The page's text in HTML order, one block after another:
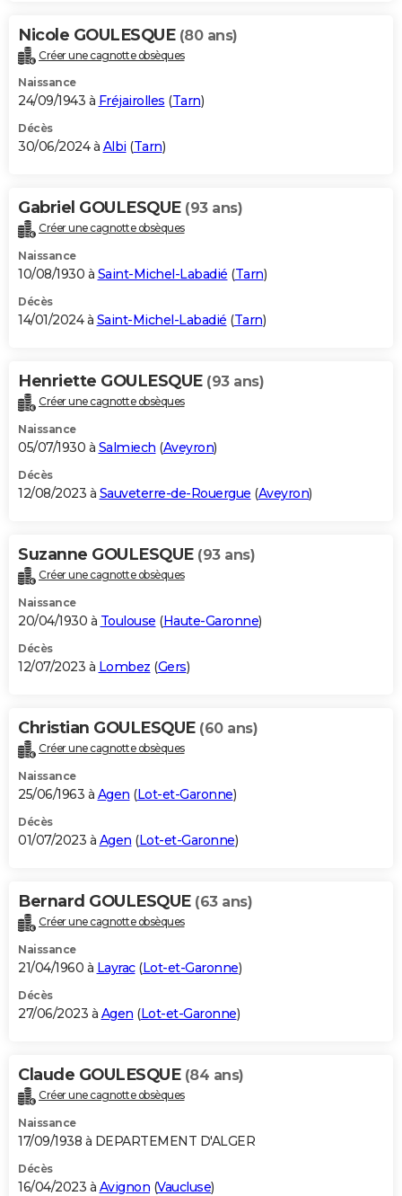
Nicole GOULESQUE (80 ans)
Créer une cagnotte obsèques
Naissance
24/09/1943 à Fréjairolles (Tarn)
Décès
30/06/2024 à Albi (Tarn)
Gabriel GOULESQUE (93 ans)
Créer une cagnotte obsèques
Naissance
10/08/1930 à Saint-Michel-Labadié (Tarn)
Décès
14/01/2024 à Saint-Michel-Labadié (Tarn)
Henriette GOULESQUE (93 ans)
Créer une cagnotte obsèques
Naissance
05/07/1930 à Salmiech (Aveyron)
Décès
12/08/2023 à Sauveterre-de-Rouergue (Aveyron)
Suzanne GOULESQUE (93 ans)
Créer une cagnotte obsèques
Naissance
20/04/1930 à Toulouse (Haute-Garonne)
Décès
12/07/2023 à Lombez (Gers)
Christian GOULESQUE (60 ans)
Créer une cagnotte obsèques
Naissance
25/06/1963 à Agen (Lot-et-Garonne)
Décès
01/07/2023 à Agen (Lot-et-Garonne)
Bernard GOULESQUE (63 ans)
Créer une cagnotte obsèques
Naissance
21/04/1960 à Layrac(Lot-et-Garonne)
Décès
27/06/2023 à Agen (Lot-et-Garonne)
Claude GOULESQUE (84 ans)
Créer une cagnotte obsèques
Naissance
17/09/1938 à DEPARTEMENT D'ALGER
Décès
16/04/2023 à Avignon (Vaucluse)